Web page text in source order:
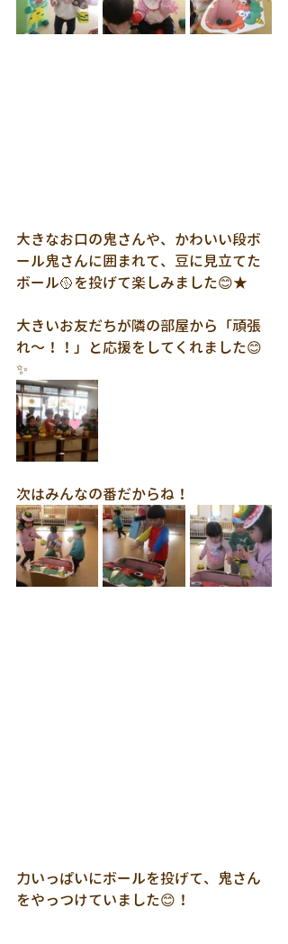
大きなお口の鬼さんや、かわいい段ボ
ール鬼さんに囲まれて、豆に見立てた
ボール🥎を投げて楽しみました😊★
大きいお友だちが隣の部屋から「頑張
れ～！！」と応援をしてくれました😊
✨
次はみんなの番だからね！
力いっぱいにボールを投げて、鬼さん
をやっつけていました😊！